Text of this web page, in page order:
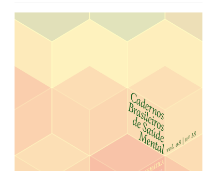
Barra
lateral
artigos